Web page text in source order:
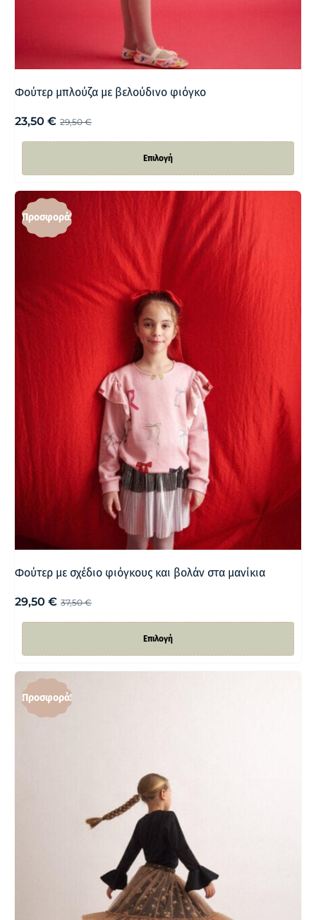
Φούτερ μπλούζα με βελούδινο φιόγκο
29,50€
23,50 €
Επιλογή
Προσφορά!
Φούτερ με σχέδιο φιόγκους και βολάν στα μανίκια
37,50€
29,50 €
Επιλογή
Προσφορά!